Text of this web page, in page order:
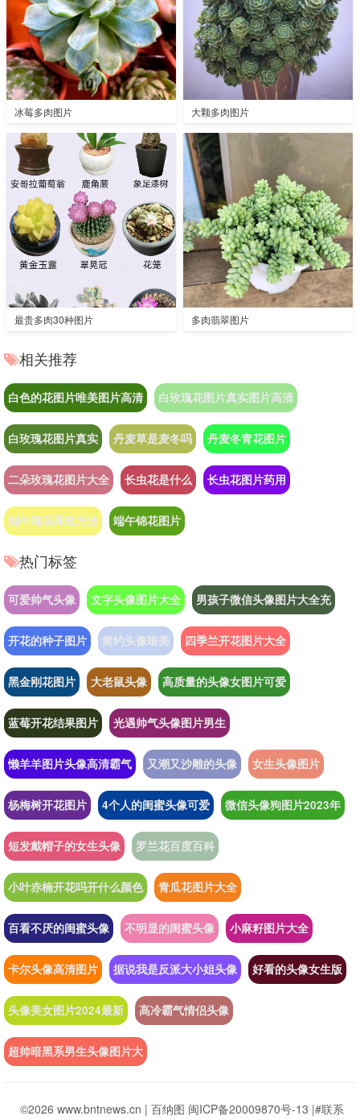
冰莓多肉图片 大颗多肉图片
最贵多肉30种图片 多肉翡翠图片
相关推荐
白色的花图片唯美图片高清 白玫瑰花图片真实图片高清
白玫瑰花图片真实 丹麦草是麦冬吗 丹麦冬青花图片
二朵玫瑰花图片大全 长虫花是什么 长虫花图片药用
端午锦花养殖方法 端午锦花图片
热门标签
可爱帅气头像 文字头像图片大全 男孩子微信头像图片大全充
开花的种子图片 简约头像唯美 四季兰开花图片大全
黑金刚花图片 大老鼠头像 高质量的头像女图片可爱
蓝莓开花结果图片 光遇帅气头像图片男生
懒羊羊图片头像高清霸气 又潮又沙雕的头像 女生头像图片
杨梅树开花图片 4个人的闺蜜头像可爱 微信头像狗图片2023年
短发戴帽子的女生头像 罗兰花百度百科
小叶赤楠开花吗开什么颜色 青瓜花图片大全
百看不厌的闺蜜头像 不明显的闺蜜头像 小麻籽图片大全
卡尔头像高清图片 据说我是反派大小姐头像 好看的头像女生版
头像美女图片2024最新 高冷霸气情侣头像
超帅暗黑系男生头像图片大
©2026 www.bntnews.cn | 百纳图 闽ICP备20009870号-13 |#联系